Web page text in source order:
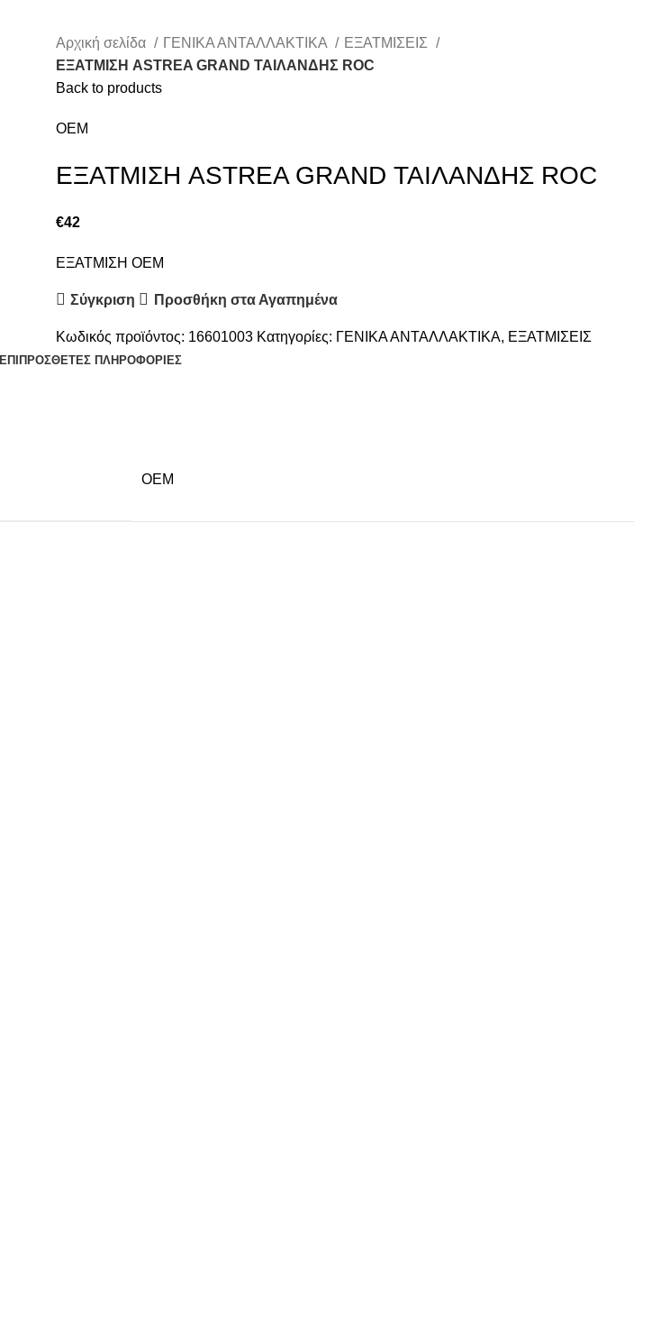
Αρχική σελίδα ΓΕΝΙΚΑ ΑΝΤΑΛΛΑΚΤΙΚΑ
ΕΞΑΤΜΙΣΕΙΣ
ΕΞΑΤΜΙΣΗ ASTREA GRAND ΤΑΙΛΑΝΔΗΣ ROC
Back to products
OEM
ΕΞΑΤΜΙΣΗ ASTREA GRAND ΤΑΙΛΑΝΔΗΣ ROC
€42
ΕΞΑΤΜΙΣΗ OEM
Σύγκριση Προσθήκη στα Αγαπημένα
Κωδικός προϊόντος: 16601003 Κατηγορίες: ΓΕΝΙΚΑ ΑΝΤΑΛΛΑΚΤΙΚΑ, ΕΞΑΤΜΙΣΕΙΣ
ΕΠΙΠΡΌΣΘΕΤΕΣ ΠΛΗΡΟΦΟΡΊΕΣ
OEM